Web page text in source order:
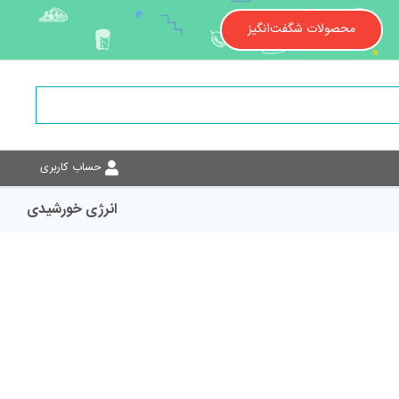
محصولات شگفت‌انگیز
حساب کاربری
انرژی خورشیدی